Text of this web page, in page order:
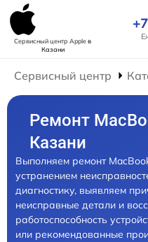
Сервисный центр Appleв
Казани
Сервисный центр
Ремонт
Казани
Выполняем ремонт
устранением
диагностику, выявляем
неисправные детали и
работоспособность
или рекомендованные